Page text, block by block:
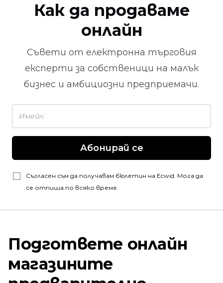
Как да продаваме
онлайн
Съвети от електронна търговия
експерти за собственици на малък
бизнес и амбициозни предприемачи.
Абонирай се
Съгласен съм да получавам бюлетин на Ecwid. Мога да
се отпиша по всяко време.
Подгответе онлайн
магазините